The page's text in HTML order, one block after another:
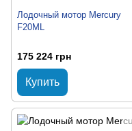
Лодочный мотор Mercury
F20ML
175 224 грн
Купить